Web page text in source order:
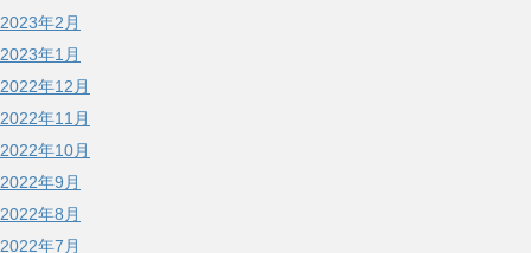
2023年2月
2023年1月
2022年12月
2022年11月
2022年10月
2022年9月
2022年8月
2022年7月